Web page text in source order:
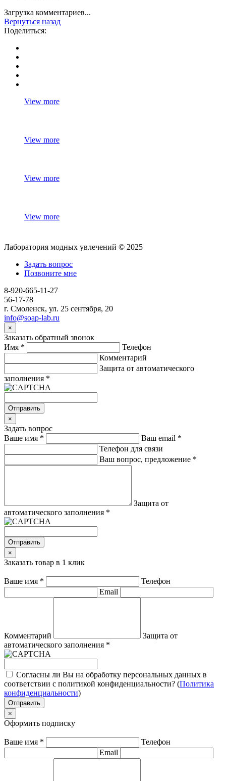
Загрузка комментариев...
Вернуться назад
Поделиться:
View more
View more
View more
View more
Лаборатория модных увлечений © 2025
Задать вопрос
Позвоните мне
8-920-665-11-27
56-17-78
г. Смоленск, ул. 25 сентября, 20
info@soap-lab.ru
×
Заказать обратный звонок
Имя *
Телефон
Комментарий
Защита от автоматического
заполнения *
Отправить
×
Задать вопрос
Ваше имя * Ваш email *
Телефон для связи
Ваш вопрос, предложение *
Защита от
автоматического заполнения *
Отправить
×
Заказать товар в 1 клик
Ваше имя *
Телефон
Email
Комментарий
Защита от
автоматического заполнения *
Согласны ли Вы на обработку персональных данных в
соответствии с политикой конфиденциальности? (Политика
конфиденциальности)
Отправить
×
Оформить подписку
Ваше имя *
Телефон
Email